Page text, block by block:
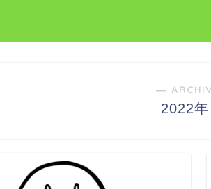
―
2022年